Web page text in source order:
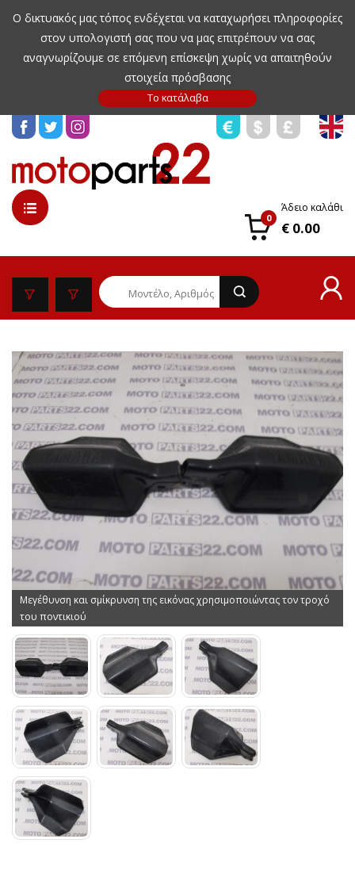
Ο δικτυακός μας τόπος ενδέχεται να καταχωρήσει πληροφορίες
στον υπολογιστή σας που να μας επιτρέπουν να σας
αναγνωρίζουμε σε επόμενη επίσκεψη χωρίς να απαιτηθούν
στοιχεία πρόσβασης
0
Άδειο καλάθι
€ 0.00
Μεγέθυνση και σμίκρυνση της εικόνας χρησιμοποιώντας τον τροχό
του ποντικιού